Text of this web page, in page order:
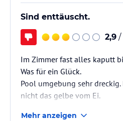
Sind enttäuscht.
2,9 /
Im Zimmer fast alles kaputt
Was für ein Glück.
Pool umgebung sehr dreckig.
nicht das gelbe vom Ei.
Mehr anzeigen